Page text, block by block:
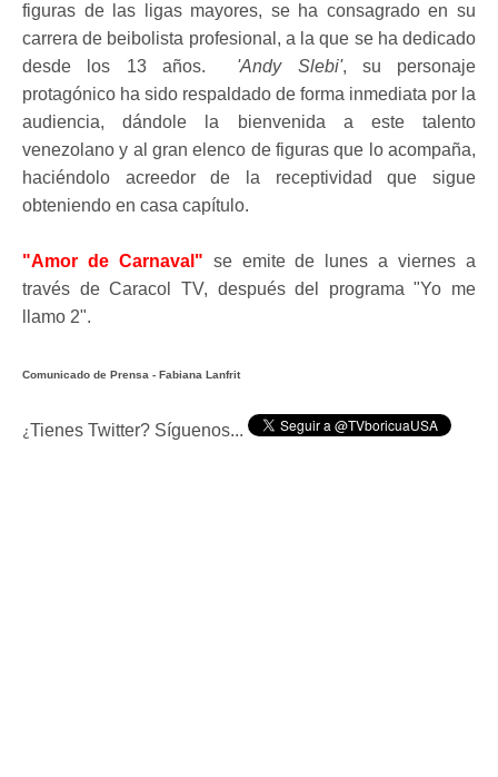
figuras de las ligas mayores, se ha consagrado en su
carrera de beibolista profesional, a la que se ha dedicado
desde los 13 años. 'Andy Slebi', su personaje
protagónico ha sido respaldado de forma inmediata por la
audiencia, dándole la bienvenida a este talento
venezolano y al gran elenco de figuras que lo acompaña,
haciéndolo acreedor de la receptividad que sigue
obteniendo en casa capítulo.
"Amor de Carnaval" se emite de lunes a viernes a
través de Caracol TV, después del programa "Yo me
llamo 2".
Comunicado de Prensa - Fabiana Lanfrit
¿Tienes Twitter? Síguenos...